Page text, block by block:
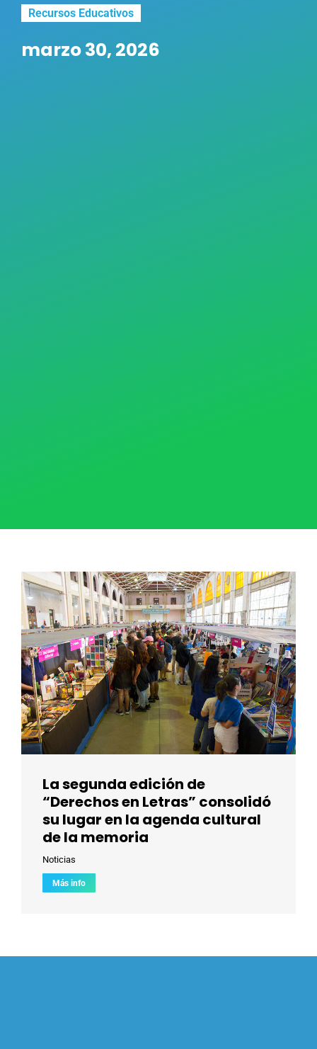
Recursos Educativos
marzo 30, 2026
La segunda edición de
“Derechos en Letras” consolidó
su lugar en la agenda cultural
de la memoria
Noticias
Más info